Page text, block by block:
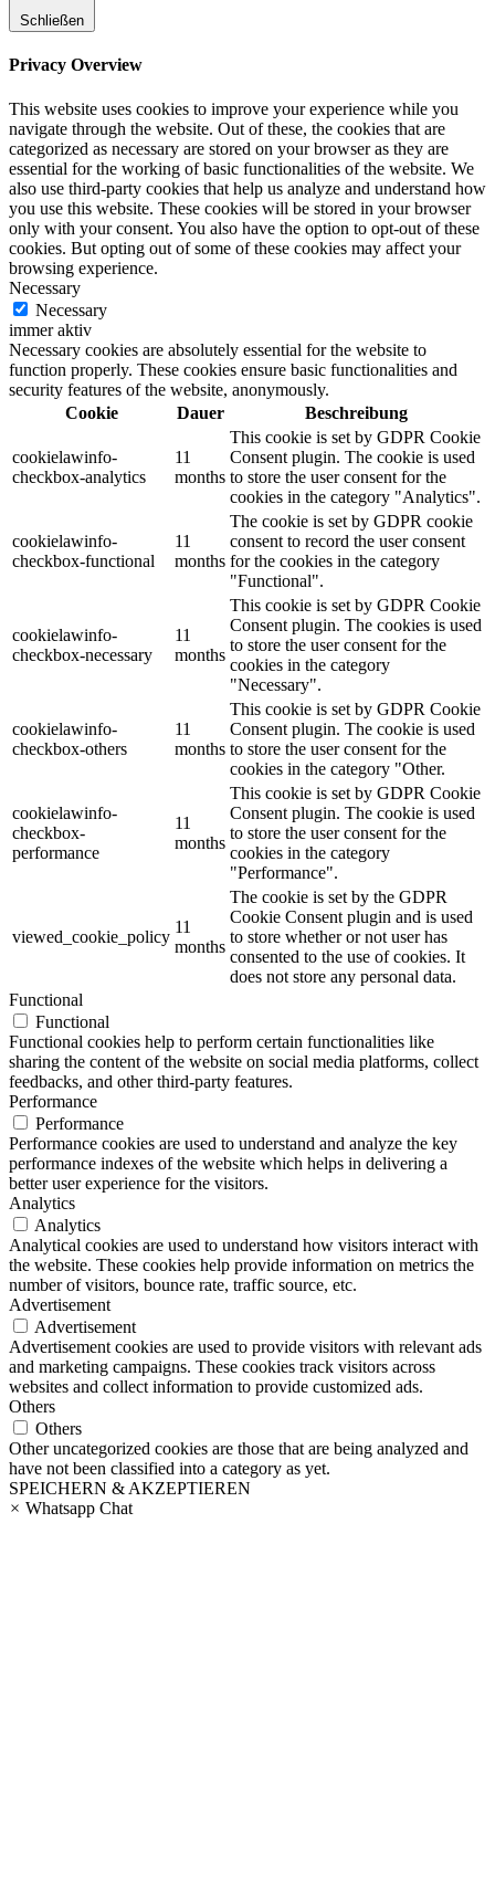
Schließen
Privacy Overview
This website uses cookies to improve your experience while you
navigate through the website. Out of these, the cookies that are
categorized as necessary are stored on your browser as they are
essential for the working of basic functionalities of the website. We
also use third-party cookies that help us analyze and understand how
you use this website. These cookies will be stored in your browser
only with your consent. You also have the option to opt-out of these
cookies. But opting out of some of these cookies may affect your
browsing experience.
Necessary
Necessary
immer aktiv
Necessary cookies are absolutely essential for the website to
function properly. These cookies ensure basic functionalities and
security features of the website, anonymously.
Cookie
Dauer Beschreibung
cookielawinfo-
checkbox-analytics
11
months
This cookie is set by GDPR Cookie
Consent plugin. The cookie is used
to store the user consent for the
cookies in the category "Analytics".
cookielawinfo-
checkbox-functional
11
months
The cookie is set by GDPR cookie
consent to record the user consent
for the cookies in the category
"Functional".
cookielawinfo-
checkbox-necessary
11
months
This cookie is set by GDPR Cookie
Consent plugin. The cookies is used
to store the user consent for the
cookies in the category
"Necessary".
cookielawinfo-
checkbox-others
11
months
This cookie is set by GDPR Cookie
Consent plugin. The cookie is used
to store the user consent for the
cookies in the category "Other.
cookielawinfo-
checkbox-
performance
11
months
This cookie is set by GDPR Cookie
Consent plugin. The cookie is used
to store the user consent for the
cookies in the category
"Performance".
viewed_cookie_policy
11
months
The cookie is set by the GDPR
Cookie Consent plugin and is used
to store whether or not user has
consented to the use of cookies. It
does not store any personal data.
Functional
Functional
Functional cookies help to perform certain functionalities like
sharing the content of the website on social media platforms, collect
feedbacks, and other third-party features.
Performance
Performance
Performance cookies are used to understand and analyze the key
performance indexes of the website which helps in delivering a
better user experience for the visitors.
Analytics
Analytics
Analytical cookies are used to understand how visitors interact with
the website. These cookies help provide information on metrics the
number of visitors, bounce rate, traffic source, etc.
Advertisement
Advertisement
Advertisement cookies are used to provide visitors with relevant ads
and marketing campaigns. These cookies track visitors across
websites and collect information to provide customized ads.
Others
Others
Other uncategorized cookies are those that are being analyzed and
have not been classified into a category as yet.
SPEICHERN & AKZEPTIEREN
× Whatsapp Chat